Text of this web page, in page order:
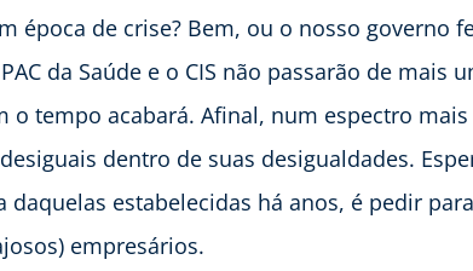
época de crise? Bem, ou o nosso governo
da Saúde e o CIS não passarão de mais
o tempo acabará. Afinal, num espectro
dentro de suas desigualdades.
daquelas estabelecidas há anos, é pedir
empresários.